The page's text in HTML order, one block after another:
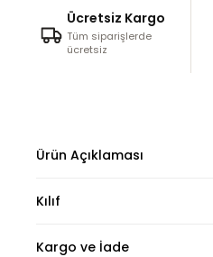
Ücretsiz Kargo
Tüm siparişlerde
ücretsiz
Ürün Açıklaması
Kılıf
Kargo ve İade